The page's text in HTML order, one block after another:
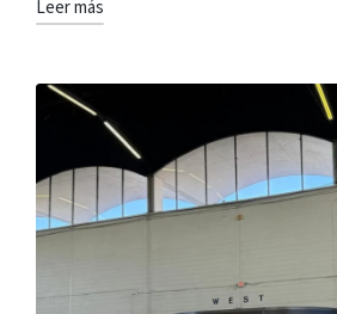
Leer más